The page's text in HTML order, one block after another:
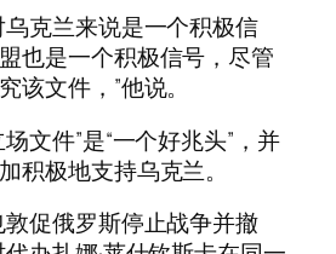
乌克兰来说是一个积极信
也是一个积极信号，尽管
该文件，”他说。
文件”是“一个好兆头”，并
积极地支持乌克兰。
敦促俄罗斯停止战争并撤